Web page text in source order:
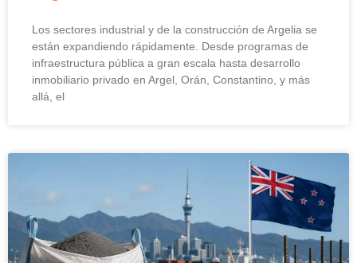
Los sectores industrial y de la construcción de Argelia se
están expandiendo rápidamente. Desde programas de
infraestructura pública a gran escala hasta desarrollo
inmobiliario privado en Argel, Orán, Constantino, y más
allá, el